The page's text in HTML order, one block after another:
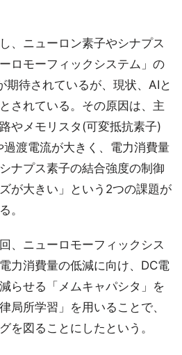
、ニューロン素子やシナプス
ロモーフィックシステム」の
期待されているが、現状、AIと
されている。その原因は、主
やメモリスタ(可変抵抗素子)
過渡電流が大きく、電力消費量
ナプス素子の結合強度の制御
が大きい」という2つの課題が
。
、ニューロモーフィックシス
力消費量の低減に向け、DC電
らせる「メムキャパシタ」を
局所学習」を用いることで、
を図ることにしたという。